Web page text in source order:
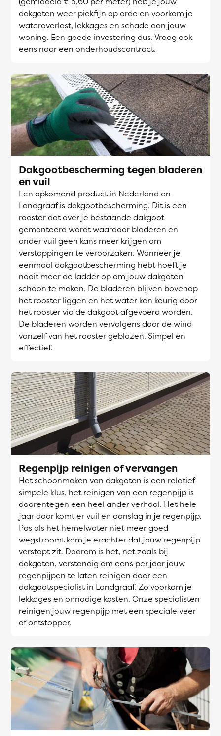
dakgoten weer piekfijn op orde en voorkom je
wateroverlast, lekkages en schade aan jouw
woning. Een goede investering dus. Vraag ook
eens naar een onderhoudscontract.
Dakgootbescherming tegen bladeren
en vuil
Een opkomend product in Nederland en
Landgraaf is dakgootbescherming. Dit is een
rooster dat over je bestaande dakgoot
gemonteerd wordt waardoor bladeren en
ander vuil geen kans meer krijgen om
verstoppingen te veroorzaken. Wanneer je
eenmaal dakgootbescherming hebt hoeft je
nooit meer de ladder op om jouw dakgoten
schoon te maken. De bladeren blijven bovenop
het rooster liggen en het water kan keurig door
het rooster via de dakgoot afgevoerd worden.
De bladeren worden vervolgens door de wind
vanzelf van het rooster geblazen. Simpel en
effectief.
Regenpijp reinigen of vervangen
Het schoonmaken van dakgoten is een relatief
simpele klus, het reinigen van een regenpijp is
daarentegen een heel ander verhaal. Het hele
jaar door komt er vuil en aanslag in je regenpijp.
Pas als het hemelwater niet meer goed
wegstroomt kom je erachter dat jouw regenpijp
verstopt zit. Daarom is het, net zoals bij
dakgoten, verstandig om eens per jaar jouw
regenpijpen te laten reinigen door een
dakgootspecialist in Landgraaf. Zo voorkom je
lekkages en onnodige kosten. Onze specialisten
reinigen jouw regenpijp met een speciale veer
of ontstopper.